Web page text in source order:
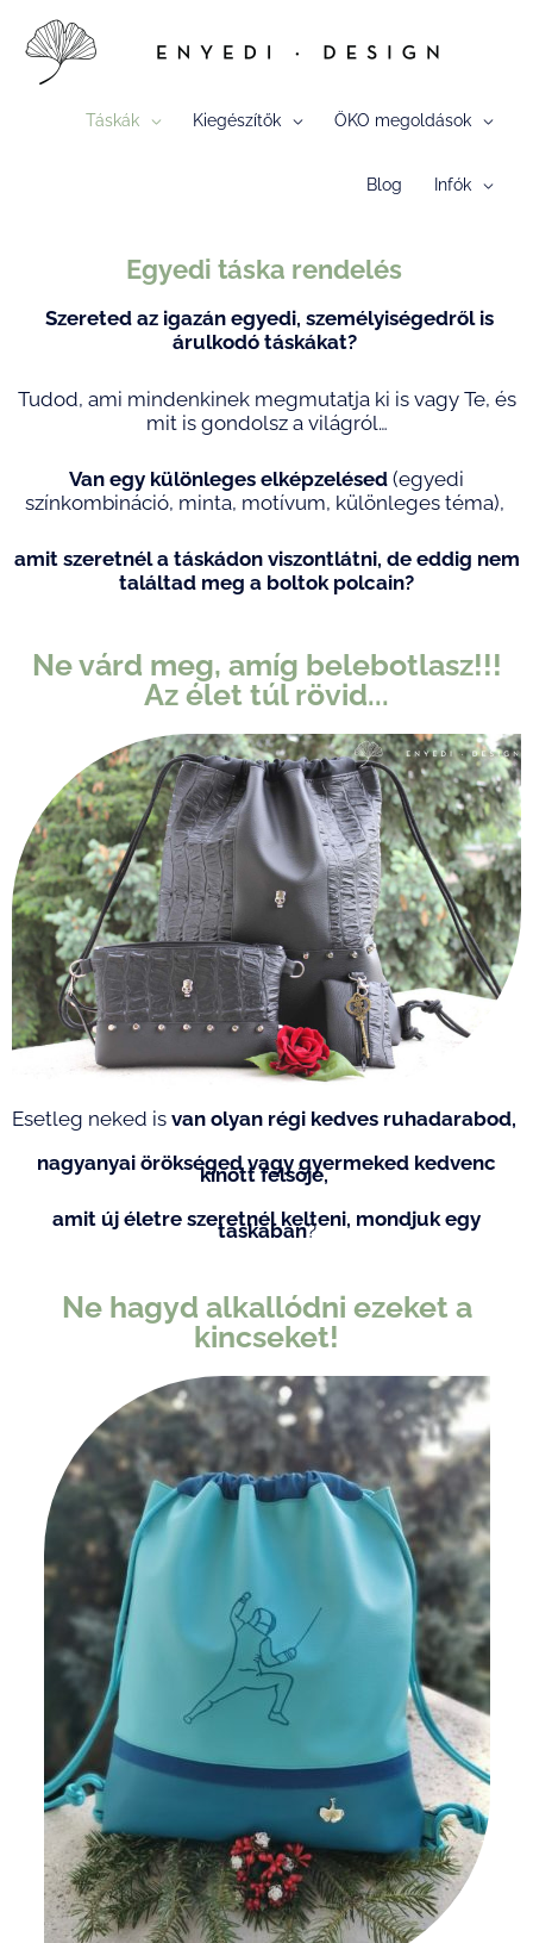
Táskák Kiegészítők ÖKO megoldások
Blog Infók
Egyedi táska rendelés
Szereted az igazán egyedi, személyiségedről is
árulkodó táskákat?
Tudod, ami mindenkinek megmutatja ki is vagy Te, és
mit is gondolsz a világról…
Van egy különleges elképzelésed (egyedi
színkombináció, minta, motívum, különleges téma),
amit szeretnél a táskádon viszontlátni, de eddig nem
találtad meg a boltok polcain?
Ne várd meg, amíg belebotlasz!!!
Az élet túl rövid...
Esetleg neked is van olyan régi kedves ruhadarabod,
nagyanyai örökséged vagy gyermeked kedvenc
kinőtt felsője,
amit új életre szeretnél kelteni, mondjuk egy
táskában?
Ne hagyd alkallódni ezeket a
kincseket!